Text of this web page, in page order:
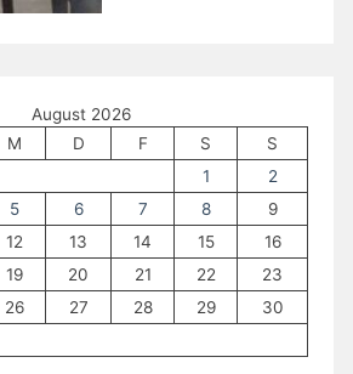
August 2026
M D F S
S
1
2
5 6 7 8
9
12 13 14 15
16
19 20 21 22
23
26 27 28 29
30